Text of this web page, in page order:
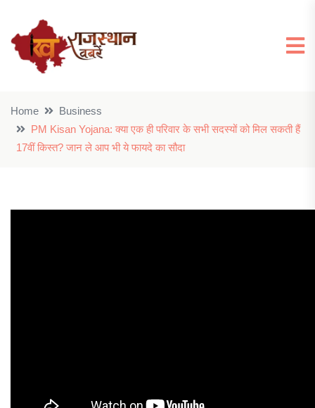
Home
Business
PM Kisan Yojana: क्या एक ही परिवार के सभी सदस्यों को मिल सकती हैं
17वीं किस्त? जान ले आप भी ये फायदे का सौदा